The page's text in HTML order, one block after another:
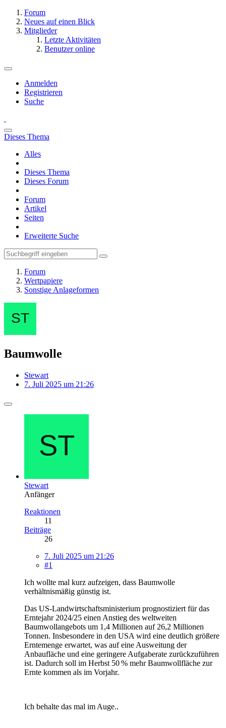
Forum
Neues auf einen Blick
Mitglieder
Letzte Aktivitäten
Benutzer online
Anmelden
Registrieren
Suche
Dieses Thema
Alles
Dieses Thema
Dieses Forum
Forum
Artikel
Seiten
Erweiterte Suche
Forum
Wertpapiere
Sonstige Anlageformen
Baumwolle
Stewart
7. Juli 2025 um 21:26
Stewart
Anfänger
Reaktionen
11
Beiträge
26
7. Juli 2025 um 21:26
#1
Ich wollte mal kurz aufzeigen, dass Baumwolle
verhältnismäßig günstig ist.
Das US-Landwirtschaftsministerium prognostiziert für das
Erntejahr 2024/25 einen Anstieg des weltweiten
Baumwollangebots um 1,4 Millionen auf 26,2 Millionen
Tonnen. Insbesondere in den USA wird eine deutlich größere
Erntemenge erwartet, was auf eine Ausweitung der
Anbaufläche und eine geringere Aufgaberate zurückzuführen
ist. Dadurch soll im Herbst 50 % mehr Baumwollfläche zur
Ernte kommen als im Vorjahr.
Ich behalte das mal im Auge..